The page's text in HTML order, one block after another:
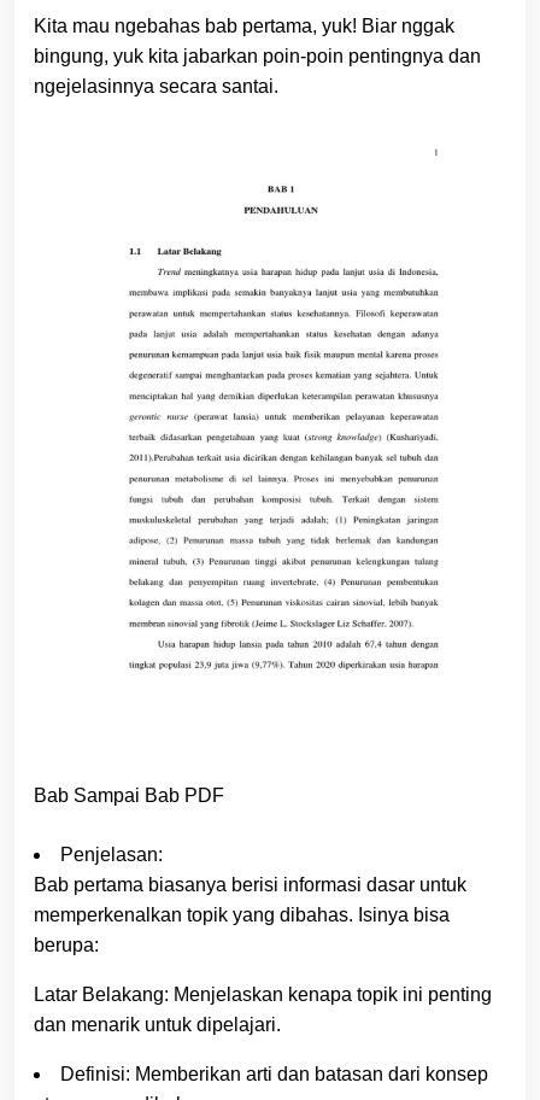
Kita mau ngebahas bab pertama, yuk! Biar nggak
bingung, yuk kita jabarkan poin-poin pentingnya dan
ngejelasinnya secara santai.
Bab Sampai Bab PDF
Penjelasan:
Bab pertama biasanya berisi informasi dasar untuk
memperkenalkan topik yang dibahas. Isinya bisa
berupa:
Latar Belakang: Menjelaskan kenapa topik ini penting
dan menarik untuk dipelajari.
Definisi: Memberikan arti dan batasan dari konsep